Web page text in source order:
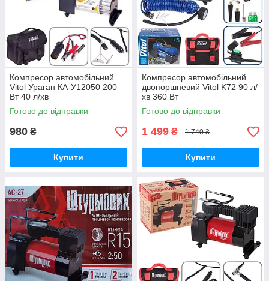
Компресор автомобільний
Vitol Ураган КА-У12050 200
Вт 40 л/хв
Готово до відправки
980 ₴
Купити
Компресор автомобільний
двопоршневий Vitol K72 90 л/
хв 360 Вт
Готово до відправки
1 499 ₴ 1 740 ₴
Купити